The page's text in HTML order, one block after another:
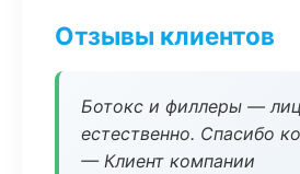
Отзывы клиентов
Ботокс и филлеры —
естественно. Спасибо
— Клиент компании